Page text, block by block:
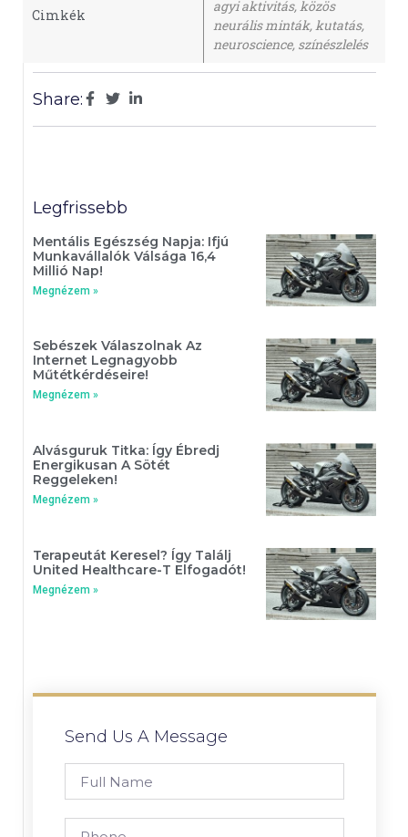
Cimkék
agyi aktivitás, közös
neurális minták, kutatás,
neuroscience, színészlelés
Share:
Legfrissebb
Mentális Egészség Napja: Ifjú
Munkavállalók Válsága 16,4
Millió Nap!
Megnézem »
Sebészek Válaszolnak Az
Internet Legnagyobb
Műtétkérdéseire!
Megnézem »
Alvásguruk Titka: Így Ébredj
Energikusan A Sötét
Reggeleken!
Megnézem »
Terapeutát Keresel? Így Találj
United Healthcare-T Elfogadót!
Megnézem »
Send Us A Message